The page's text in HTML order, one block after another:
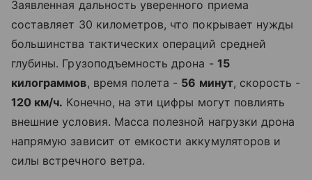
Заявленная дальность уверенного приема
составляет 30 километров, что покрывает нужды
большинства тактических операций средней
глубины. Грузоподъемность дрона - 15
килограммов, время полета - 56 минут, скорость -
120 км/ч. Конечно, на эти цифры могут повлиять
внешние условия. Масса полезной нагрузки дрона
напрямую зависит от емкости аккумуляторов и
силы встречного ветра.